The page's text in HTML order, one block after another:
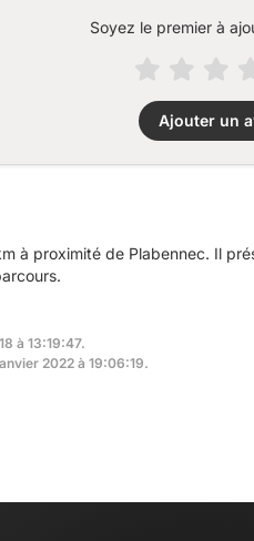
Soyez le premier à
Ajouter un
à proximité de Plabennec. Il
à 13:19:47.
2022 à 19:06:19.